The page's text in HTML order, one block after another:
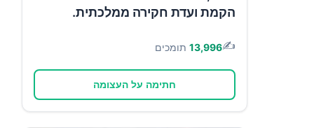
הקמת ועדת חקירה ממלכתית.
✍️
13,996 תומכים
חתימה על העצומה